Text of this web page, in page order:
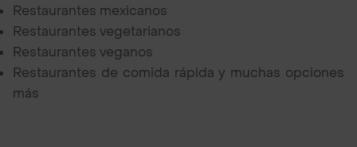
Restaurantes mexicanos
Restaurantes vegetarianos
Restaurantes veganos
Restaurantes de comida rápida y muchas opciones
más